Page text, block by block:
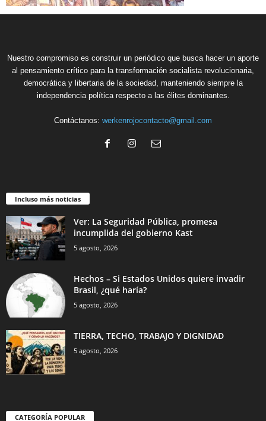
Nuestro compromiso es construir un periódico que busca hacer un aporte
al pensamiento crítico para la transformación socialista revolucionaria,
democrática y libertaria de la sociedad, manteniendo siempre la
independencia política respecto a las élites dominantes.
Contáctanos: werkenrojocontacto@gmail.com
Incluso más noticias
Ver: La Seguridad Pública, promesa
incumplida del gobierno Kast
5 agosto, 2026
Hechos – Si Estados Unidos quiere invadir
Brasil, ¿qué haría?
5 agosto, 2026
TIERRA, TECHO, TRABAJO Y DIGNIDAD
5 agosto, 2026
CATEGORÍA POPULAR